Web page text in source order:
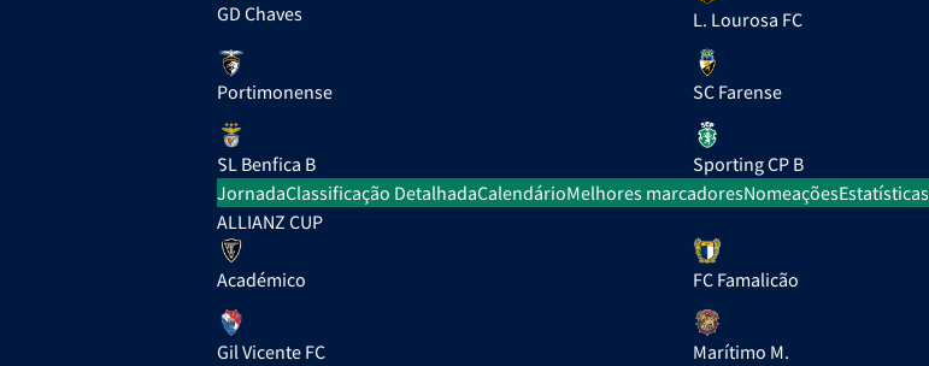
GD Chaves L. Lourosa FC
Portimonense SC Farense
SL Benfica B Sporting CP B
JornadaClassificação DetalhadaCalendárioMelhores marcadoresNomeaçõesEstatísticas
ALLIANZ CUP
Académico FC Famalicão
Gil Vicente FC Marítimo M.